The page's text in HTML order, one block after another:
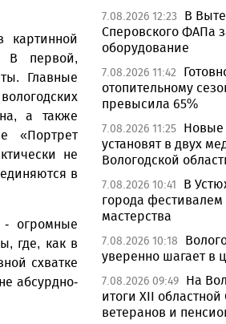
картинной
В первой,
Главные
а также
«Портрет
не
в
- огромные
где, как в
схватке
абсурдно-
7.08.2026 12:23
В
Сперовского ФАПа
оборудование
7.08.2026 11:42
отопительному
превысила 65%
7.08.2026 11:25 Новые
установят в двух
Вологодской
7.08.2026 10:41
В
города фестивалем
мастерства
7.08.2026 10:18
уверенно шагает в
7.08.2026 09:49 На
итоги XII
ветеранов и